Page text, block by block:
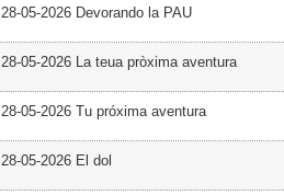
28-05-2026 Devorando la PAU
28-05-2026 La teua pròxima aventura
28-05-2026 Tu próxima aventura
28-05-2026 El dol